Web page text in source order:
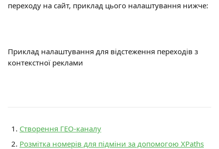
переходу на сайт, приклад цього налаштування нижче:
Приклад налаштування для відстеження переходів з
контекстної реклами
Створення ГЕО-каналу
Розмітка номерів для підміни за допомогою XPaths